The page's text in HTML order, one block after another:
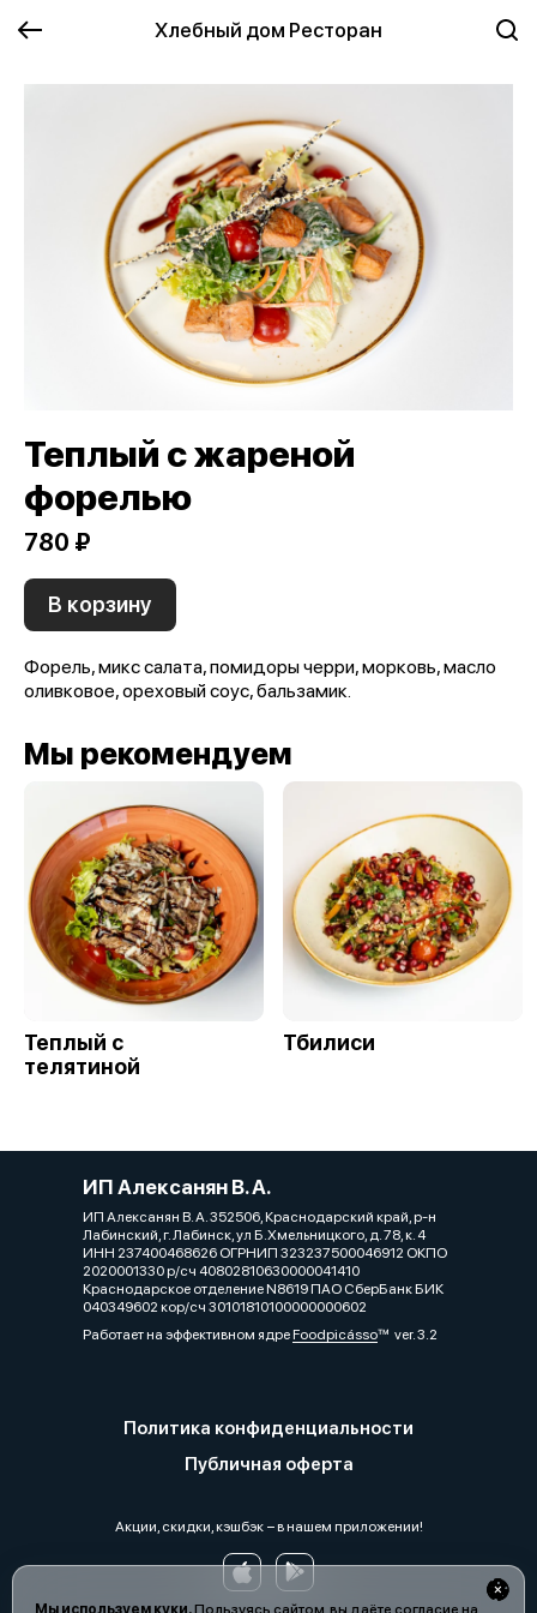
Хлебный дом Ресторан
Мы используем куки.Пользуясь сайтом, вы даёте согласие на
Теплый с жареной
форелью
780 ₽
В корзину
Форель, микс салата, помидоры черри, морковь, масло
оливковое, ореховый соус, бальзамик.
Мы рекомендуем
Теплый с
телятиной
Тбилиси
ИП Алексанян В. А.
ИП Алексанян В. А. 352506, Краснодарский край, р-н
Лабинский, г. Лабинск, ул Б.Хмельницкого, д. 78, к. 4
ИНН 237400468626 ОГРНИП 323237500046912 ОКПО
2020001330 р/сч 40802810630000041410
Краснодарское отделение N8619 ПАО СберБанк БИК
040349602 кор/сч 30101810100000000602
Работает на эффективном ядреFoodpicássover. 3.2
Политика конфиденциальности
Публичная оферта
Акции, скидки, кэшбэк − в нашем приложении!